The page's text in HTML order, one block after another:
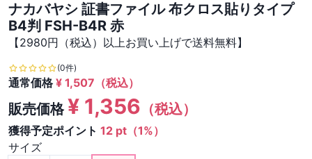
ナカバヤシ 証書ファイル 布クロス貼りタイプ
B4判 FSH-B4R 赤
【2980円（税込）以上お買い上げで送料無料】
(0件)
通常価格¥ 1,507 （税込）
販売価格¥ 1,356 （税込）
獲得予定ポイント 12 pt（1%）
サイズ